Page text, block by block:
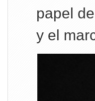
papel
y el